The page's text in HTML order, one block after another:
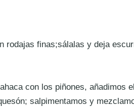
rodajas finas;sálalas y deja
con los piñones, añadimos
salpimentamos y